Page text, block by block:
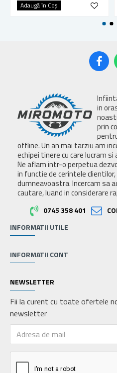
Adaugă în Coş
in
prin
offline. Un an mai tarziu am
echipei tinere cu care lucram
Ne aflam intr-o perpetua
in functie de cerintele
dumneavoastra. Incercam sa
cautare, luand in considerare
0745 358 401
INFORMATII UTILE
INFORMATII CONT
NEWSLETTER
Fii la curent cu toate ofertele
newsletter